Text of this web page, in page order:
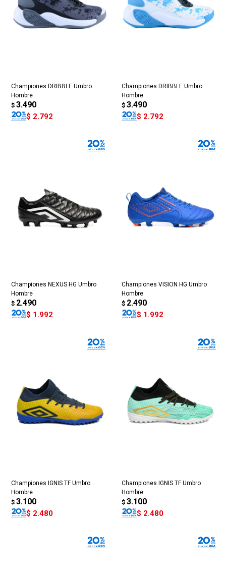
Championes DRIBBLE Umbro
Hombre
$ 3.490
$ 2.792
Championes DRIBBLE Umbro
Hombre
$ 3.490
$ 2.792
Championes NEXUS HG Umbro
Hombre
$ 2.490
$ 1.992
Championes VISION HG Umbro
Hombre
$ 2.490
$ 1.992
Championes IGNIS TF Umbro
Hombre
$ 3.100
$ 2.480
Championes IGNIS TF Umbro
Hombre
$ 3.100
$ 2.480